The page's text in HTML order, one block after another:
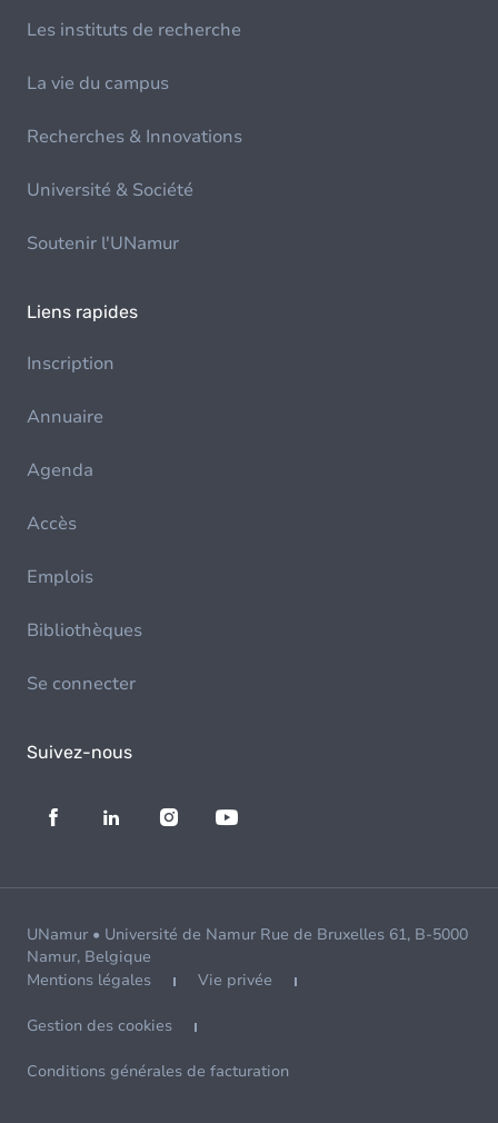
Les instituts de recherche
La vie du campus
Recherches & Innovations
Université & Société
Soutenir l'UNamur
Liens rapides
Inscription
Annuaire
Agenda
Accès
Emplois
Bibliothèques
Se connecter
Suivez-nous
UNamur • Université de Namur Rue de Bruxelles 61, B-5000
Namur, Belgique
Mentions légales
Vie privée
Gestion des cookies
Conditions générales de facturation